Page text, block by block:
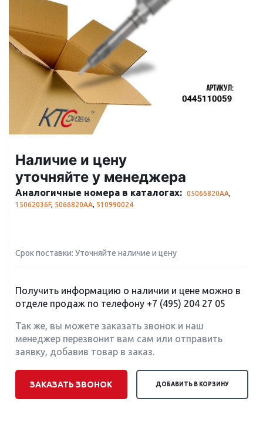
Наличие и цену
уточняйте у менеджера
Аналогичные номера в каталогах: 05066820AA,
15062036F, 5066820AA, 510990024
Срок поставки: Уточняйте наличие и цену
Получить информацию о наличии и цене можно в
отделе продаж по телефону +7 (495) 204 27 05
Так же, вы можете заказать звонок и наш
менеджер перезвонит вам сам или отправить
заявку, добавив товар в заказ.
ЗАКАЗАТЬ ЗВОНОК ДОБАВИТЬ В КОРЗИНУ